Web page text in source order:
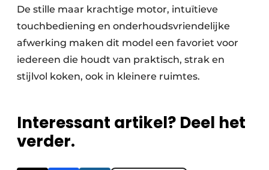
De stille maar krachtige motor, intuïtieve
touchbediening en onderhoudsvriendelijke
afwerking maken dit model een favoriet voor
iedereen die houdt van praktisch, strak en
stijlvol koken, ook in kleinere ruimtes.
Interessant artikel? Deel het
verder.